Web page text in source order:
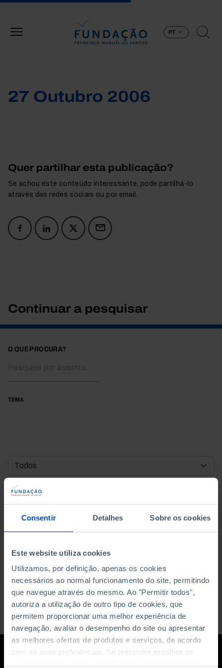
Consentir Detalhes Sobre os cookies
Este website utiliza cookies
Utilizamos, por definição, apenas os cookies
necessários ao normal funcionamento do site, permitindo
que navegue através do mesmo. Ao "Permitir todos",
autoriza a utilização de outro tipo de cookies, que
permitem proporcionar uma melhor experiência de
navegação, avaliar o desempenho do site ou apresentar
as melhores ofertas de produtos e serviços, de acordo
com as suas preferências. Se pretender escolher os
PT
27 Outubro 2006
Quer partilhar esta publicação?
Se achou este conteúdo interessante, pode partilhá-lo
através das redes sociais ou por email.
Continuar a pesquisar
O QUE PROCURA?
TEMA
DATA DE INÍCIO
DATA DE FIM